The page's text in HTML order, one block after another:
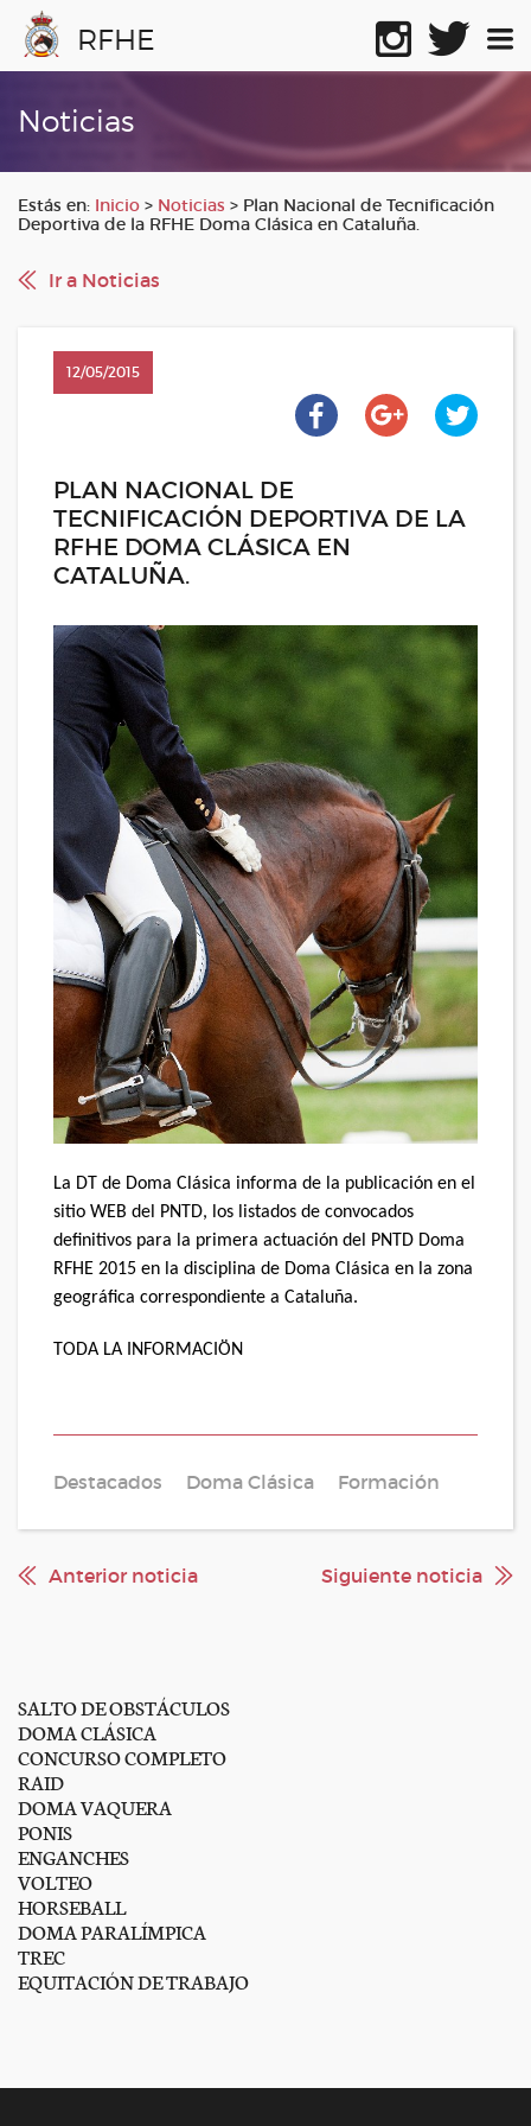
RFHE
Noticias
Estás en: Inicio > Noticias > Plan Nacional de Tecnificación
Deportiva de la RFHE Doma Clásica en Cataluña.
Ir a Noticias
12/05/2015
PLAN NACIONAL DE
TECNIFICACIÓN DEPORTIVA DE LA
RFHE DOMA CLÁSICA EN
CATALUÑA.
La DT de Doma Clásica informa de la publicación en el
sitio WEB del PNTD, los listados de convocados
definitivos para la primera actuación del PNTD Doma
RFHE 2015 en la disciplina de Doma Clásica en la zona
geográfica correspondiente a Cataluña.
TODA LA INFORMACIÖN
Destacados Doma Clásica Formación
Anterior noticia Siguiente noticia
SALTO DE OBSTÁCULOS
DOMA CLÁSICA
CONCURSO COMPLETO
RAID
DOMA VAQUERA
PONIS
ENGANCHES
VOLTEO
HORSEBALL
DOMA PARALÍMPICA
TREC
EQUITACIÓN DE TRABAJO